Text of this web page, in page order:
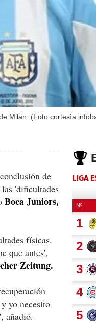
Milán. (Foto cortesía
de
'dificultades
Boca Juniors,
físicas.
que antes',
Zeitung.
yo necesito
añadió.
LIGA